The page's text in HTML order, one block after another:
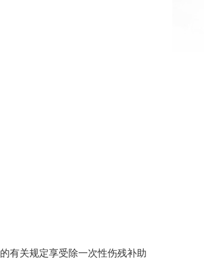
有关规定享受除一次性伤残补助